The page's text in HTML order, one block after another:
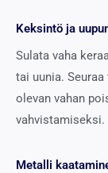
Keksintö ja
Sulata vaha
tai uunia.
olevan vahan
vahvistamiseksi.
Metalli